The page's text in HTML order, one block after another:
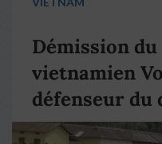
Démission
vietnamien
défenseur du
pape François